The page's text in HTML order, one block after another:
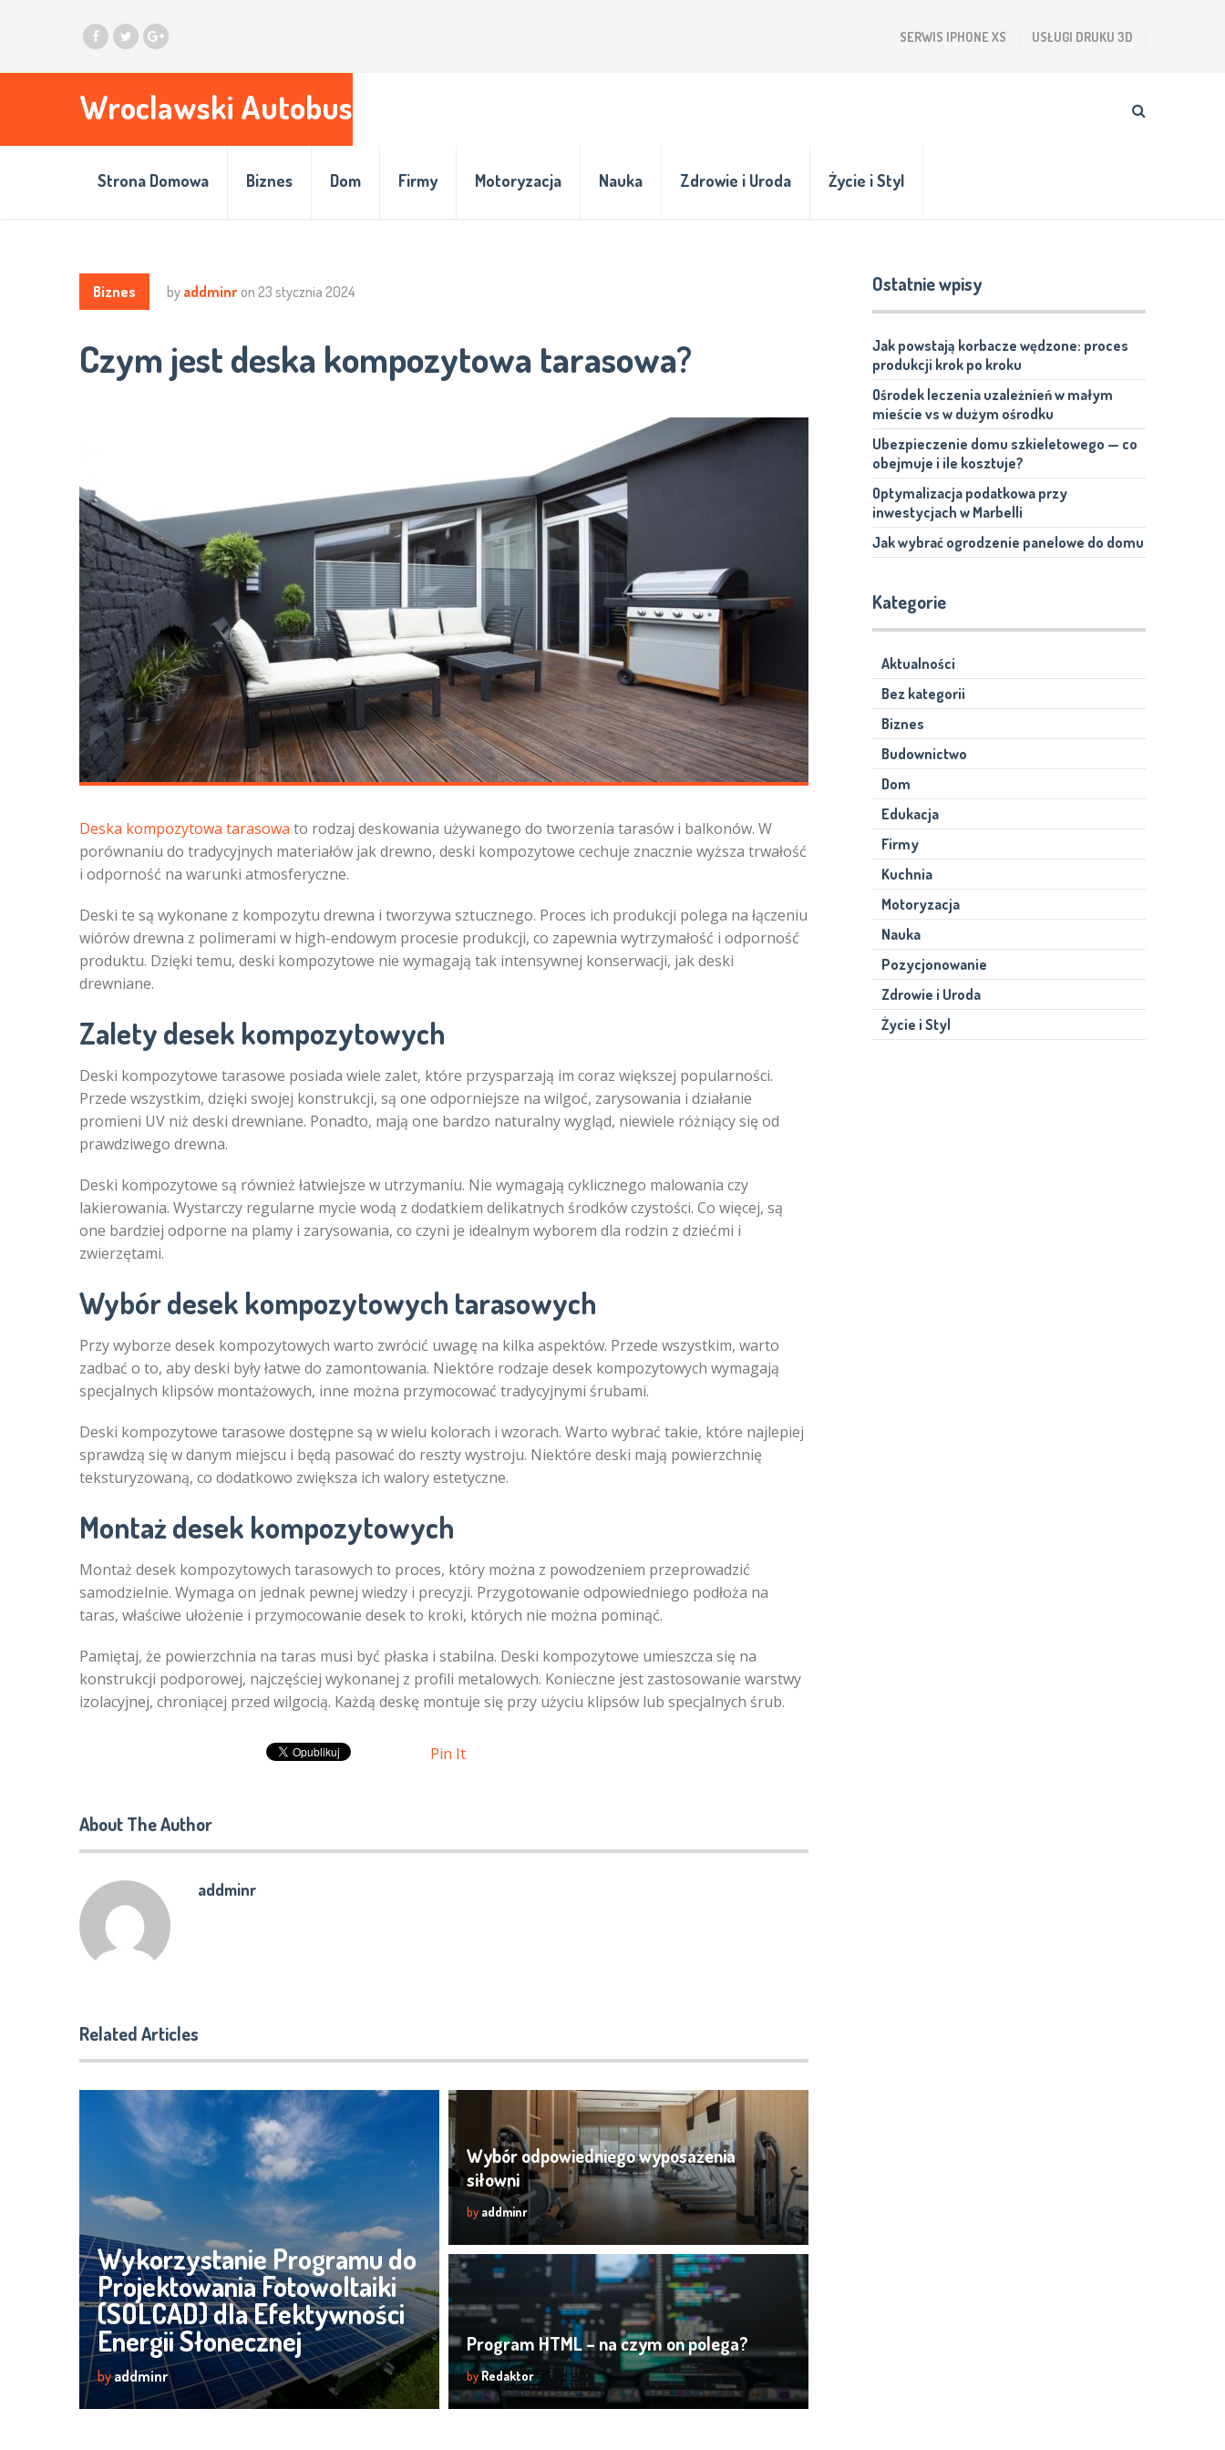
SERWIS IPHONE XS USŁUGI DRUKU 3D
Wroclawski Autobus
Strona Domowa Biznes Dom Firmy Motoryzacja Nauka Zdrowie i Uroda Życie i Styl
Biznes by addminr on 23 stycznia 2024
Czym jest deska kompozytowa tarasowa?
Deska kompozytowa tarasowa to rodzaj deskowania używanego do tworzenia tarasów i balkonów. W
porównaniu do tradycyjnych materiałów jak drewno, deski kompozytowe cechuje znacznie wyższa trwałość
i odporność na warunki atmosferyczne.
Deski te są wykonane z kompozytu drewna i tworzywa sztucznego. Proces ich produkcji polega na łączeniu
wiórów drewna z polimerami w high-endowym procesie produkcji, co zapewnia wytrzymałość i odporność
produktu. Dzięki temu, deski kompozytowe nie wymagają tak intensywnej konserwacji, jak deski
drewniane.
Zalety desek kompozytowych
Deski kompozytowe tarasowe posiada wiele zalet, które przysparzają im coraz większej popularności.
Przede wszystkim, dzięki swojej konstrukcji, są one odporniejsze na wilgoć, zarysowania i działanie
promieni UV niż deski drewniane. Ponadto, mają one bardzo naturalny wygląd, niewiele różniący się od
prawdziwego drewna.
Deski kompozytowe są również łatwiejsze w utrzymaniu. Nie wymagają cyklicznego malowania czy
lakierowania. Wystarczy regularne mycie wodą z dodatkiem delikatnych środków czystości. Co więcej, są
one bardziej odporne na plamy i zarysowania, co czyni je idealnym wyborem dla rodzin z dziećmi i
zwierzętami.
Wybór desek kompozytowych tarasowych
Przy wyborze desek kompozytowych warto zwrócić uwagę na kilka aspektów. Przede wszystkim, warto
zadbać o to, aby deski były łatwe do zamontowania. Niektóre rodzaje desek kompozytowych wymagają
specjalnych klipsów montażowych, inne można przymocować tradycyjnymi śrubami.
Deski kompozytowe tarasowe dostępne są w wielu kolorach i wzorach. Warto wybrać takie, które najlepiej
sprawdzą się w danym miejscu i będą pasować do reszty wystroju. Niektóre deski mają powierzchnię
teksturyzowaną, co dodatkowo zwiększa ich walory estetyczne.
Montaż desek kompozytowych
Montaż desek kompozytowych tarasowych to proces, który można z powodzeniem przeprowadzić
samodzielnie. Wymaga on jednak pewnej wiedzy i precyzji. Przygotowanie odpowiedniego podłoża na
taras, właściwe ułożenie i przymocowanie desek to kroki, których nie można pominąć.
Pamiętaj, że powierzchnia na taras musi być płaska i stabilna. Deski kompozytowe umieszcza się na
konstrukcji podporowej, najczęściej wykonanej z profili metalowych. Konieczne jest zastosowanie warstwy
izolacyjnej, chroniącej przed wilgocią. Każdą deskę montuje się przy użyciu klipsów lub specjalnych śrub.
Pin It
About The Author
addminr
Related Articles
Wykorzystanie Programu do
Projektowania Fotowoltaiki
(SOLCAD) dla Efektywności
Energii Słonecznej
byaddminr
Wybór odpowiedniego wyposażenia
siłowni
by addminr
Program HTML – na czym on polega?
byRedaktor
Ostatnie wpisy
Jak powstają korbacze wędzone: proces
produkcji krok po kroku
Ośrodek leczenia uzależnień w małym
mieście vs w dużym ośrodku
Ubezpieczenie domu szkieletowego — co
obejmuje i ile kosztuje?
Optymalizacja podatkowa przy
inwestycjach w Marbelli
Jak wybrać ogrodzenie panelowe do domu
Kategorie
Aktualności
Bez kategorii
Biznes
Budownictwo
Dom
Edukacja
Firmy
Kuchnia
Motoryzacja
Nauka
Pozycjonowanie
Zdrowie i Uroda
Życie i Styl